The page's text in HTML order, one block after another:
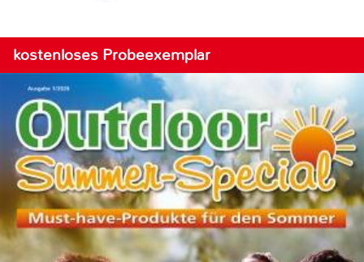
kostenloses Probeexemplar